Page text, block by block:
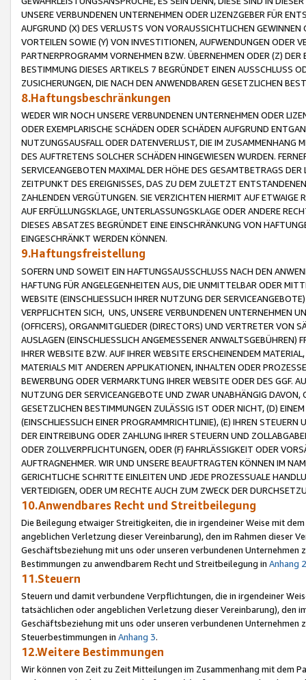
UNSERE VERBUNDENEN UNTERNEHMEN ODER LIZENZGEBER FÜR
AUFGRUND (X) DES VERLUSTS VON VORAUSSICHTLICHEN
VORTEILEN SOWIE (Y) VON INVESTITIONEN, AUFWENDUNGEN ODER
PARTNERPROGRAMM VORNEHMEN BZW. ÜBERNEHMEN ODER (Z)
BESTIMMUNG DIESES ARTIKELS 7 BEGRÜNDET EINEN AUSSCHLUSS
ZUSICHERUNGEN, DIE NACH DEN ANWENDBAREN GESETZLICHEN
8.Haftungsbeschränkungen
WEDER WIR NOCH UNSERE VERBUNDENEN UNTERNEHMEN ODER
ODER EXEMPLARISCHE SCHÄDEN ODER SCHÄDEN AUFGRUND
NUTZUNGSAUSFALL ODER DATENVERLUST, DIE IM ZUSAMMENHANG
DES AUFTRETENS SOLCHER SCHÄDEN HINGEWIESEN WURDEN.
SERVICEANGEBOTEN MAXIMAL DER HÖHE DES GESAMTBETRAGS
ZEITPUNKT DES EREIGNISSES, DAS ZU DEM ZULETZT
ZAHLENDEN VERGÜTUNGEN. SIE VERZICHTEN HIERMIT AUF
AUF ERFÜLLUNGSKLAGE, UNTERLASSUNGSKLAGE ODER ANDERE
DIESES ABSATZES BEGRÜNDET EINE EINSCHRÄNKUNG VON
EINGESCHRÄNKT WERDEN KÖNNEN.
9.Haftungsfreistellung
SOFERN UND SOWEIT EIN HAFTUNGSAUSSCHLUSS NACH DEN
HAFTUNG FÜR ANGELEGENHEITEN AUS, DIE UNMITTELBAR ODER
WEBSITE (EINSCHLIESSLICH IHRER NUTZUNG DER
VERPFLICHTEN SICH, UNS, UNSERE VERBUNDENEN UNTERNEHMEN
(OFFICERS), ORGANMITGLIEDER (DIRECTORS) UND VERTRETER VON
AUSLAGEN (EINSCHLIESSLICH ANGEMESSENER
IHRER WEBSITE BZW. AUF IHRER WEBSITE ERSCHEINENDEM
MATERIALS MIT ANDEREN APPLIKATIONEN, INHALTEN ODER
BEWERBUNG ODER VERMARKTUNG IHRER WEBSITE ODER DES GGF.
NUTZUNG DER SERVICEANGEBOTE UND ZWAR UNABHÄNGIG
GESETZLICHEN BESTIMMUNGEN ZULÄSSIG IST ODER NICHT, (D)
(EINSCHLIESSLICH EINER PROGRAMMRICHTLINIE), (E) IHREN
DER EINTREIBUNG ODER ZAHLUNG IHRER STEUERN UND
ODER ZOLLVERPFLICHTUNGEN, ODER (F) FAHRLÄSSIGKEIT ODER
AUFTRAGNEHMER. WIR UND UNSERE BEAUFTRAGTEN KÖNNEN IM
GERICHTLICHE SCHRITTE EINLEITEN UND JEDE PROZESSUALE
VERTEIDIGEN, ODER UM RECHTE AUCH ZUM ZWECK DER
10.Anwendbares Recht und Streitbeilegung
Die Beilegung etwaiger Streitigkeiten, die in irgendeiner Weise mit
angeblichen Verletzung dieser Vereinbarung), den im Rahmen dieser
Geschäftsbeziehung mit uns oder unseren verbundenen
Bestimmungen zu anwendbarem Recht und Streitbeilegung in Anhang 2
11.Steuern
Steuern und damit verbundene Verpflichtungen, die in irgendeiner
tatsächlichen oder angeblichen Verletzung dieser Vereinbarung), den
Geschäftsbeziehung mit uns oder unseren verbundenen
Steuerbestimmungen in Anhang 3.
12.Weitere Bestimmungen
Wir können von Zeit zu Zeit Mitteilungen im Zusammenhang mit dem